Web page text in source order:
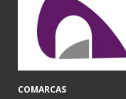
COMARCAS